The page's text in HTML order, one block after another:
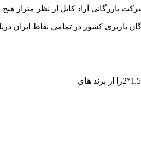
کشور در تمامی نقاط ایران